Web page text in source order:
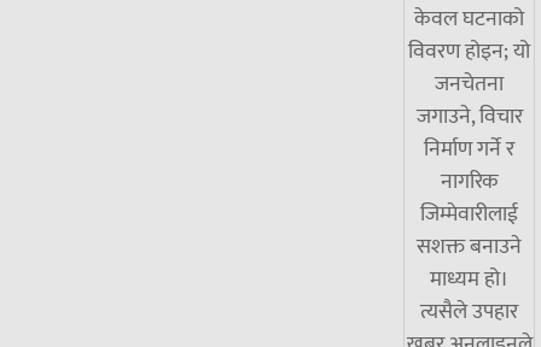
केवल घटनाको
विवरण होइन; यो
जनचेतना
जगाउने, विचार
निर्माण गर्ने र
नागरिक
जिम्मेवारीलाई
सशक्त बनाउने
माध्यम हो।
त्यसैले उपहार